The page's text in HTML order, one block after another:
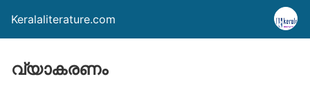
Keralaliterature.com
വ്യാകരണം